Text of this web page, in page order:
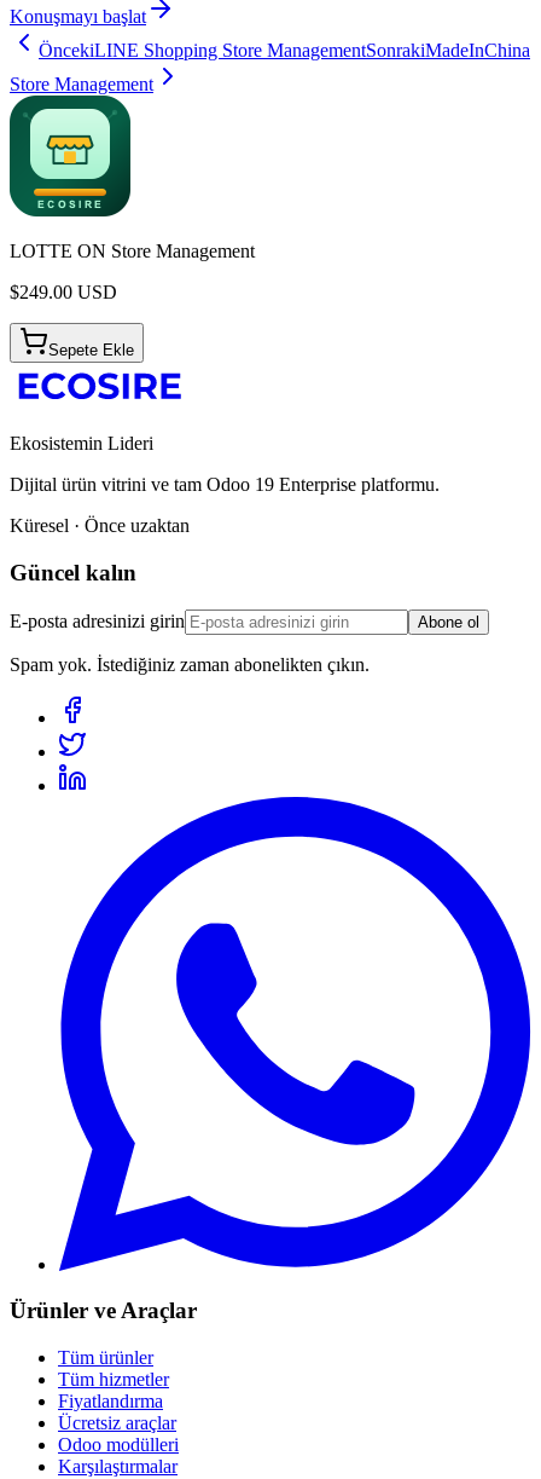
Konuşmayı başlat
ÖncekiLINE Shopping Store ManagementSonrakiMadeInChina
Store Management
LOTTE ON Store Management
$249.00 USD
Sepete Ekle
Ekosistemin Lideri
Dijital ürün vitrini ve tam Odoo 19 Enterprise platformu.
Küresel · Önce uzaktan
Güncel kalın
E-posta adresinizi girin Abone ol
Spam yok. İstediğiniz zaman abonelikten çıkın.
Ürünler ve Araçlar
Tüm ürünler
Tüm hizmetler
Fiyatlandırma
Ücretsiz araçlar
Odoo modülleri
Karşılaştırmalar